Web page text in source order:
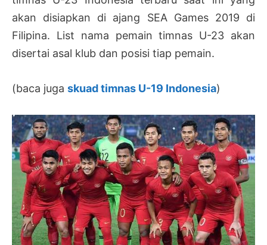
akan disiapkan di ajang SEA Games 2019 di
Filipina. List nama pemain timnas U-23 akan
disertai asal klub dan posisi tiap pemain.
(baca juga skuad timnas U-19 Indonesia)